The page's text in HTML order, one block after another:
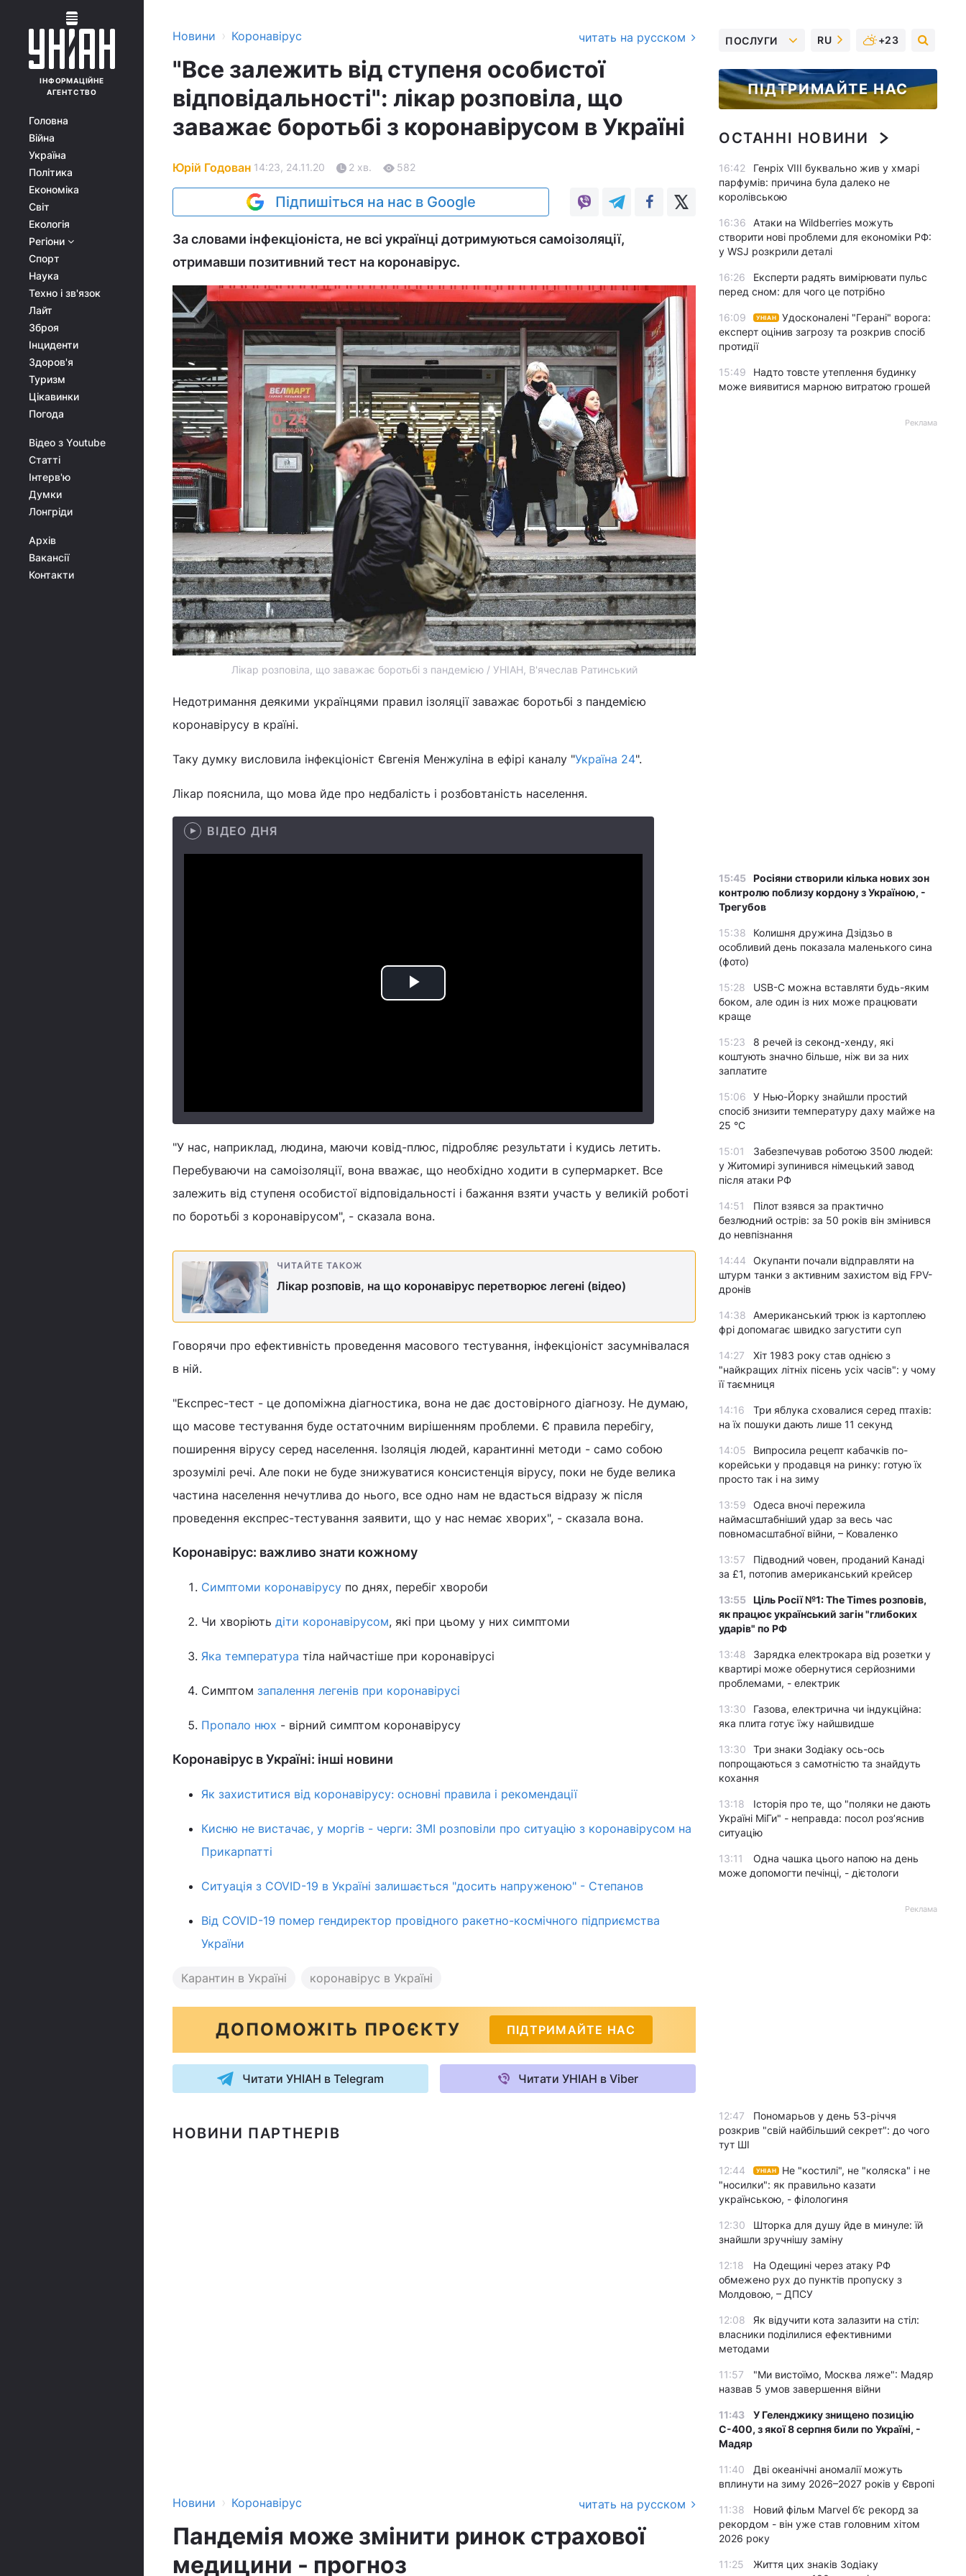
ІНФОРМАЦІЙНЕ
АГЕНТСТВО
Головна
Війна
Україна
Політика
Економіка
Світ
Екологія
Регіони
Спорт
Наука
Техно і зв'язок
Лайт
Зброя
Інциденти
Здоров'я
Туризм
Цікавинки
Погода
Відео з Youtube
Статті
Інтерв'ю
Думки
Лонгріди
Архів
Вакансії
Контакти
Новини › Коронавірус читать на русском
"Все залежить від ступеня особистої
відповідальності": лікар розповіла, що
заважає боротьбі з коронавірусом в Україні
Юрій Годован 14:23, 24.11.20 2 хв. 582
Підпишіться на нас в Google
За словами інфекціоніста, не всі українці дотримуються самоізоляції,
отримавши позитивний тест на коронавірус.
Лікар розповіла, що заважає боротьбі з пандемією / УНІАН, В'ячеслав Ратинський
Недотримання деякими українцями правил ізоляції заважає боротьбі з пандемією
коронавірусу в країні.
Таку думку висловила інфекціоніст Євгенія Менжуліна в ефірі каналу "Україна 24".
Лікар пояснила, що мова йде про недбалість і розбовтаність населення.
ВІДЕО ДНЯ
Play
"У нас, наприклад, людина, маючи ковід-плюс, підробляє результати і кудись летить.
Перебуваючи на самоізоляції, вона вважає, що необхідно ходити в супермаркет. Все
залежить від ступеня особистої відповідальності і бажання взяти участь у великій роботі
по боротьбі з коронавірусом", - сказала вона.
ЧИТАЙТЕ ТАКОЖ
Лікар розповів, на що коронавірус перетворює легені (відео)
Говорячи про ефективність проведення масового тестування, інфекціоніст засумнівалася
в ній.
"Експрес-тест - це допоміжна діагностика, вона не дає достовірного діагнозу. Не думаю,
що масове тестування буде остаточним вирішенням проблеми. Є правила перебігу,
поширення вірусу серед населення. Ізоляція людей, карантинні методи - само собою
зрозумілі речі. Але поки не буде знижуватися консистенція вірусу, поки не буде велика
частина населення нечутлива до нього, все одно нам не вдасться відразу ж після
проведення експрес-тестування заявити, що у нас немає хворих", - сказала вона.
Коронавірус: важливо знати кожному
Симптоми коронавірусу по днях, перебіг хвороби
Чи хворіють діти коронавірусом, які при цьому у них симптоми
Яка температура тіла найчастіше при коронавірусі
Симптом запалення легенів при коронавірусі
Пропало нюх - вірний симптом коронавірусу
Коронавірус в Україні: інші новини
Як захиститися від коронавірусу: основні правила і рекомендації
Кисню не вистачає, у моргів - черги: ЗМІ розповіли про ситуацію з коронавірусом на
Прикарпатті
Ситуація з COVID-19 в Україні залишається "досить напруженою" - Степанов
Від COVID-19 помер гендиректор провідного ракетно-космічного підприємства
України
Карантин в Україні коронавірус в Україні
ДОПОМОЖІТЬ ПРОЄКТУ ПІДТРИМАЙТЕ НАС
Читати УНІАН в Telegram Читати УНІАН в Viber
НОВИНИ ПАРТНЕРІВ
Новини › Коронавірус читать на русском
Пандемія може змінити ринок страхової
медицини - прогноз
ПОСЛУГИ RU +23
ПІДТРИМАЙТЕ НАС
ОСТАННІ НОВИНИ
16:42
Генріх VIII буквально жив у хмарі
парфумів: причина була далеко не
королівською
16:36
Атаки на Wildberries можуть
створити нові проблеми для економіки РФ:
у WSJ розкрили деталі
16:26
Експерти радять вимірювати пульс
перед сном: для чого це потрібно
16:09 УНІАН
Удосконалені "Герані" ворога:
експерт оцінив загрозу та розкрив спосіб
протидії
15:49
Надто товсте утеплення будинку
може виявитися марною витратою грошей
Реклама
15:45 Росіяни створили кілька нових зон
контролю поблизу кордону з Україною, -
Трегубов
15:38
Колишня дружина Дзідзьо в
особливий день показала маленького сина
(фото)
15:28
USB-C можна вставляти будь-яким
боком, але один із них може працювати
краще
15:23
8 речей із секонд-хенду, які
коштують значно більше, ніж ви за них
заплатите
15:06
У Нью-Йорку знайшли простий
спосіб знизити температуру даху майже на
25 °C
15:01
Забезпечував роботою 3500 людей:
у Житомирі зупинився німецький завод
після атаки РФ
14:51
Пілот взявся за практично
безлюдний острів: за 50 років він змінився
до невпізнання
14:44
Окупанти почали відправляти на
штурм танки з активним захистом від FPV-
дронів
14:38
Американський трюк із картоплею
фрі допомагає швидко загустити суп
14:27
Хіт 1983 року став однією з
"найкращих літніх пісень усіх часів": у чому
її таємниця
14:16
Три яблука сховалися серед птахів:
на їх пошуки дають лише 11 секунд
14:05
Випросила рецепт кабачків по-
корейськи у продавця на ринку: готую їх
просто так і на зиму
13:59
Одеса вночі пережила
наймасштабніший удар за весь час
повномасштабної війни, – Коваленко
13:57
Підводний човен, проданий Канаді
за £1, потопив американський крейсер
13:55 Ціль Росії №1: The Times розповів,
як працює український загін "глибоких
ударів" по РФ
13:48
Зарядка електрокара від розетки у
квартирі може обернутися серйозними
проблемами, - електрик
13:30
Газова, електрична чи індукційна:
яка плита готує їжу найшвидше
13:30
Три знаки Зодіаку ось-ось
попрощаються з самотністю та знайдуть
кохання
13:18
Історія про те, що "поляки не дають
Україні МіГи" - неправда: посол роз’яснив
ситуацію
13:11
Одна чашка цього напою на день
може допомогти печінці, - дієтологи
Реклама
12:47
Пономарьов у день 53-річчя
розкрив "свій найбільший секрет": до чого
тут ШІ
12:44 УНІАН
Не "костилі", не "коляска" і не
"носилки": як правильно казати
українською, - філологиня
12:30
Шторка для душу йде в минуле: їй
знайшли зручнішу заміну
12:18
На Одещині через атаку РФ
обмежено рух до пунктів пропуску з
Молдовою, – ДПСУ
12:08
Як відучити кота залазити на стіл:
власники поділилися ефективними
методами
11:57
"Ми вистоїмо, Москва ляже": Мадяр
назвав 5 умов завершення війни
11:43
У Геленджику знищено позицію
С-400, з якої 8 серпня били по Україні, -
Мадяр
11:40
Дві океанічні аномалії можуть
вплинути на зиму 2026–2027 років у Європі
11:38
Новий фільм Marvel б’є рекорд за
рекордом - він уже став головним хітом
2026 року
11:25
Життя цих знаків Зодіаку